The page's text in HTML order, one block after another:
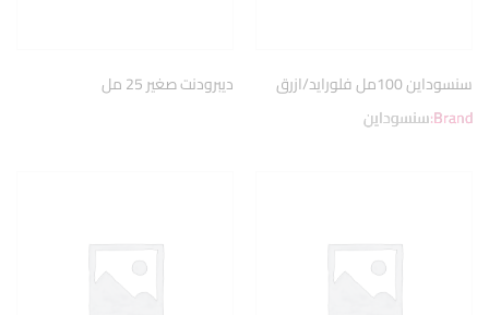
سنسوداين 100مل فلورايد/ازرق
Brand:سنسوداين
ديبرودنت صغير 25 مل